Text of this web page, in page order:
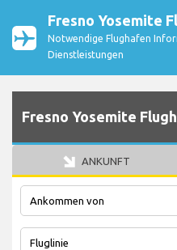
Fresno Yosemite
Notwendige Flughafen
Dienstleistungen
Fresno Yosemite
ANKUNFT